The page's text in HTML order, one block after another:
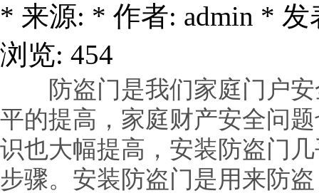
* 来源: * 作者: admin * 发
浏览: 454
防盗门是我们家庭门户安
平的提高，家庭财产安全问
识也大幅提高，安装防盗门
步骤。安装防盗门是用来防